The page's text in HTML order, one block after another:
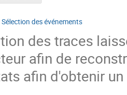
Sélection des événements
des traces
afin de
afin d'obtenir